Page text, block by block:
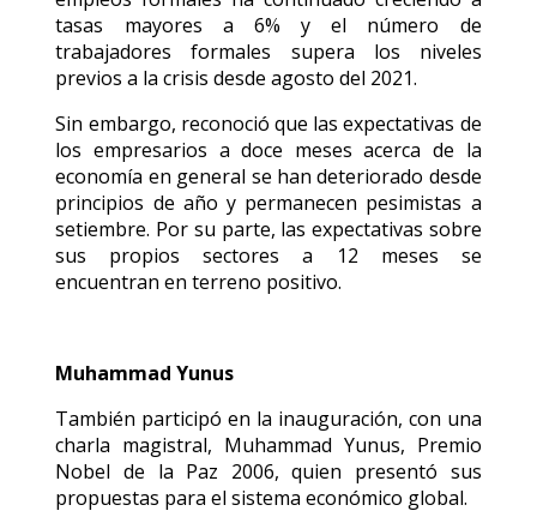
tasas mayores a 6% y el número de
trabajadores formales supera los niveles
previos a la crisis desde agosto del 2021.
Sin embargo, reconoció que las expectativas de
los empresarios a doce meses acerca de la
economía en general se han deteriorado desde
principios de año y permanecen pesimistas a
setiembre. Por su parte, las expectativas sobre
sus propios sectores a 12 meses se
encuentran en terreno positivo.
Muhammad Yunus
También participó en la inauguración, con una
charla magistral, Muhammad Yunus, Premio
Nobel de la Paz 2006, quien presentó sus
propuestas para el sistema económico global.